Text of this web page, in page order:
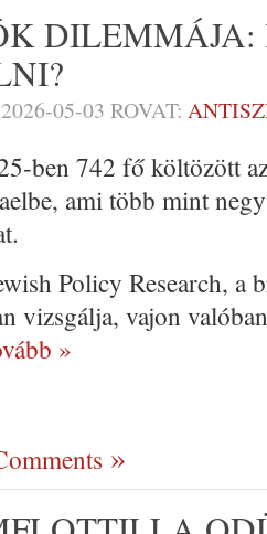
DILEMMÁJA:
2026-05-03 ROVAT:
ben 742 fő költözött
ami több mint
Policy Research, a
vizsgálja, vajon
»